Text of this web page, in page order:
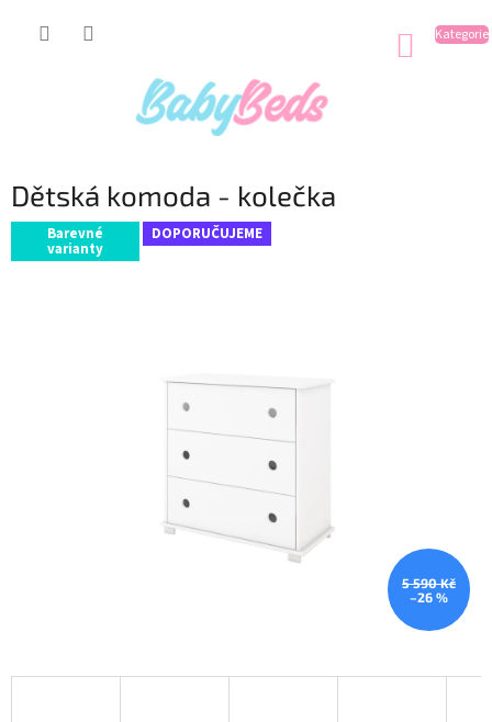
Dětská komoda - kolečka
Barevné
varianty
DOPORUČUJEME
5 590 Kč
–26 %